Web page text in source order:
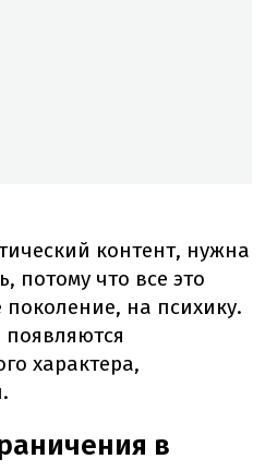
контент, нужна
потому что все это
на психику.
характера,
в